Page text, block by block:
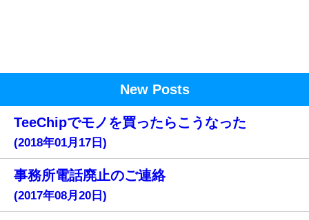
New Posts
TeeChipでモノを買ったらこうなった
(2018年01月17日)
事務所電話廃止のご連絡
(2017年08月20日)